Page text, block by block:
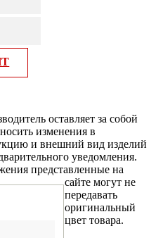
оставляет за собой
изменения в
и внешний вид изделий
уведомления.
представленные на
сайте могут не
передавать
оригинальный
цвет товара.